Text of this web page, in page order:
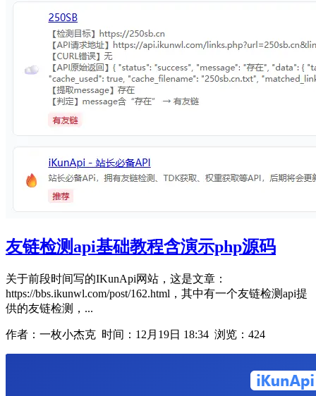
友链检测api基础教程含演示php源码
关于前段时间写的IKunApi网站，这是文章：
https://bbs.ikunwl.com/post/162.html，其中有一个友链检测api提
供的友链检测，...
作者：一枚小杰克 时间： 12月19日 18:34 浏览：424